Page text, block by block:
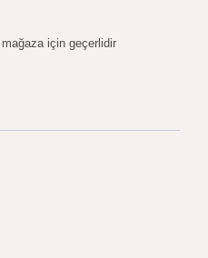
için geçerlidir